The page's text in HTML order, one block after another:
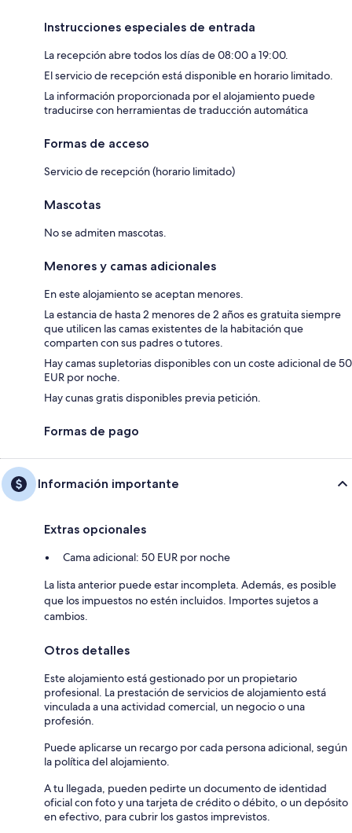
Instrucciones especiales de entrada
La recepción abre todos los días de 08:00 a 19:00.
El servicio de recepción está disponible en horario limitado.
La información proporcionada por el alojamiento puede
traducirse con herramientas de traducción automática
Formas de acceso
Servicio de recepción (horario limitado)
Mascotas
No se admiten mascotas.
Menores y camas adicionales
En este alojamiento se aceptan menores.
La estancia de hasta 2 menores de 2 años es gratuita siempre
que utilicen las camas existentes de la habitación que
comparten con sus padres o tutores.
Hay camas supletorias disponibles con un coste adicional de 50
EUR por noche.
Hay cunas gratis disponibles previa petición.
Formas de pago
Información importante
Extras opcionales
Cama adicional: 50 EUR por noche
La lista anterior puede estar incompleta. Además, es posible
que los impuestos no estén incluidos. Importes sujetos a
cambios.
Otros detalles
Este alojamiento está gestionado por un propietario
profesional. La prestación de servicios de alojamiento está
vinculada a una actividad comercial, un negocio o una
profesión.
Puede aplicarse un recargo por cada persona adicional, según
la política del alojamiento.
A tu llegada, pueden pedirte un documento de identidad
oficial con foto y una tarjeta de crédito o débito, o un depósito
en efectivo, para cubrir los gastos imprevistos.